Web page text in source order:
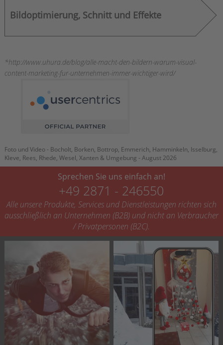
Bildoptimierung, Schnitt und Effekte
*http://www.uhura.de/blog/alle-macht-den-bildern-warum-visual-
content-marketing-fur-unternehmen-immer-wichtiger-wird/
Foto und Video - Bocholt, Borken, Bottrop, Emmerich, Hamminkeln, Isselburg,
Kleve, Rees, Rhede, Wesel, Xanten & Umgebung - August 2026
Sprechen Sie uns einfach an!
+49 2871 - 246550
Alle unsere Produkte, Services und Dienstleistungen richten sich
ausschließlich an Unternehmen (B2B) und nicht an Verbraucher
/ Privatpersonen (B2C).